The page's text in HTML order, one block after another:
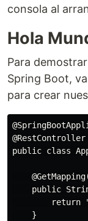
consola al
Hola
Para
Spring Boot,
para crear
@RestController
public class
public
return
    }